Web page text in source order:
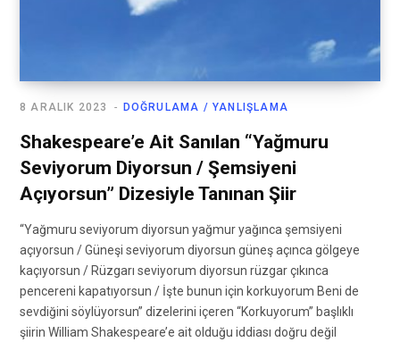
DOĞRULAMA / YANLIŞLAMA
8 ARALIK 2023
Shakespeare’e Ait Sanılan “Yağmuru
Seviyorum Diyorsun / Şemsiyeni
Açıyorsun” Dizesiyle Tanınan Şiir
“Yağmuru seviyorum diyorsun yağmur yağınca şemsiyeni
açıyorsun / Güneşi seviyorum diyorsun güneş açınca gölgeye
kaçıyorsun / Rüzgarı seviyorum diyorsun rüzgar çıkınca
pencereni kapatıyorsun / İşte bunun için korkuyorum Beni de
sevdiğini söylüyorsun” dizelerini içeren “Korkuyorum” başlıklı
şiirin William Shakespeare’e ait olduğu iddiası doğru değil